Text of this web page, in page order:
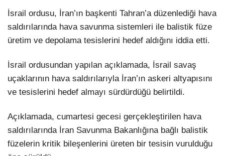
İsrail ordusu, İran’ın başkenti Tahran’a düzenlediği hava
saldırılarında hava savunma sistemleri ile balistik füze
üretim ve depolama tesislerini hedef aldığını iddia etti.
İsrail ordusundan yapılan açıklamada, İsrail savaş
uçaklarının hava saldırılarıyla İran’ın askeri altyapısını
ve tesislerini hedef almayı sürdürdüğü belirtildi.
Açıklamada, cumartesi gecesi gerçekleştirilen hava
saldırılarında İran Savunma Bakanlığına bağlı balistik
füzelerin kritik bileşenlerini üreten bir tesisin vurulduğu